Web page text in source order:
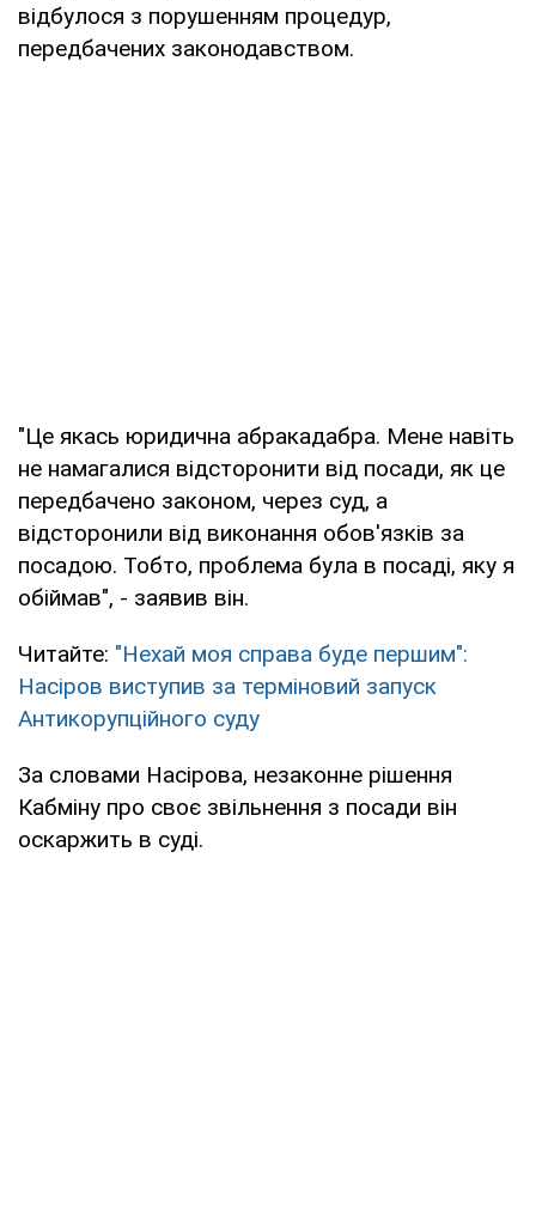
відбулося з порушенням процедур,
передбачених законодавством.
"Це якась юридична абракадабра. Мене навіть
не намагалися відсторонити від посади, як це
передбачено законом, через суд, а
відсторонили від виконання обов'язків за
посадою. Тобто, проблема була в посаді, яку я
обіймав", - заявив він.
Читайте: "Нехай моя справа буде першим":
Насіров виступив за терміновий запуск
Антикорупційного суду
За словами Насірова, незаконне рішення
Кабміну про своє звільнення з посади він
оскаржить в суді.